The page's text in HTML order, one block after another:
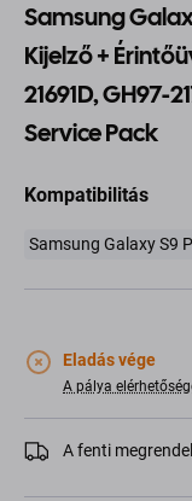
Samsung
Kijelző +
21691D, GH97-
Service Pack
Kompatibilitás
Samsung Galaxy S9
Eladás vége
A pálya
A fenti